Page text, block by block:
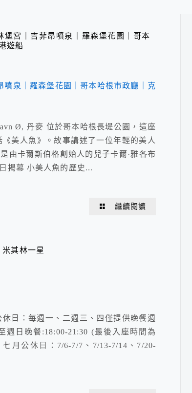
堡宮｜吉菲昂噴泉｜羅森堡花園｜哥本
遊船
Ø, 丹麥 位於哥本哈根長堤公園，這座
美人魚》。故事講述了一位年輕的美人
由卡爾斯伯格創始人的兒子卡爾·雅各布
揭幕 小美人魚的歷史...
繼續閱讀
其林一星
日：每週一、二週三、四僅提供晚餐週
週日晚餐:18:00-21:30 (最後入座時間為
七月公休日：7/6-7/7、7/13-7/14、7/20-